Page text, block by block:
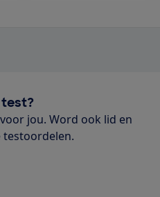
jou. Word ook lid en